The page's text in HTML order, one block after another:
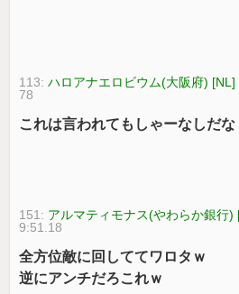
113:ハロアナエロビウム(大阪府) [NL]
78
これは言われてもしゃーなしだな
151: アルマティモナス(やわらか銀行)
9:51.18
全方位敵に回しててワロタｗ
逆にアンチだろこれｗ